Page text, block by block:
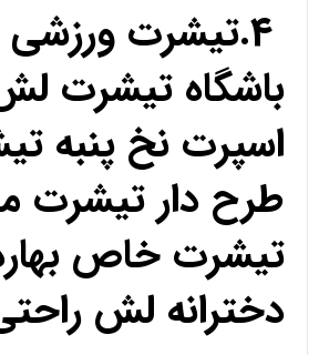
4.تیشرت ورزشی
باشگاه تیشرت
اسپرت نخ پنبه
طرح دار تیشرت
تیشرت خاص
دخترانه لش